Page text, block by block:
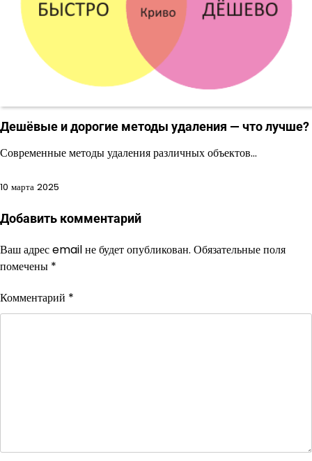
Дешёвые и дорогие методы удаления — что лучше?
Современные методы удаления различных объектов…
10 марта 2025
Добавить комментарий
Ваш адрес email не будет опубликован. Обязательные поля
помечены *
Комментарий *